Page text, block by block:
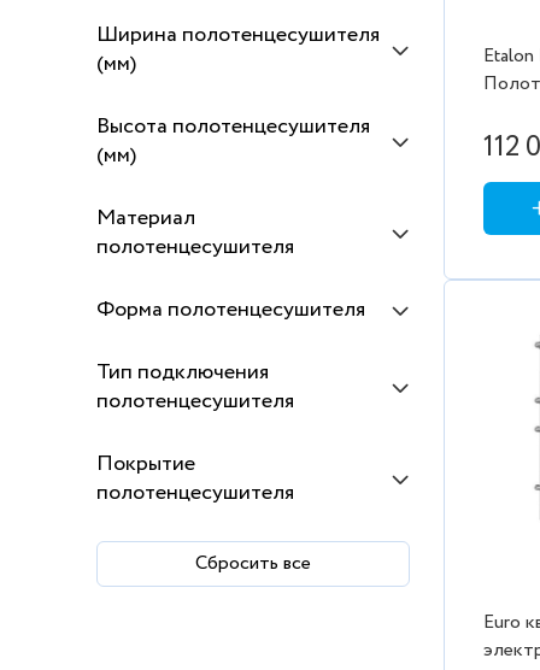
Ширина полотенцесушителя
(мм)
Высота полотенцесушителя
(мм)
Материал
полотенцесушителя
Форма полотенцесушителя
Тип подключения
полотенцесушителя
Покрытие
полотенцесушителя
Сбросить все
9005
112
Euro